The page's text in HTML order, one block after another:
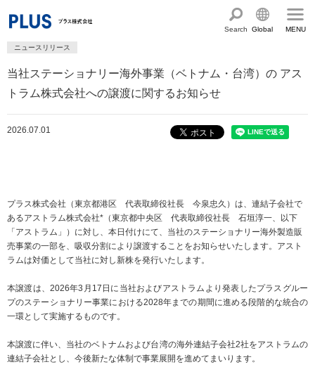
Search Global
Chinese
MENU
サステナビリティ
プラスグループのサステナビリティ
社会最適のあゆみ
コーポレート・ガバナンス
人権の尊重
私たちのアクション
「新たな働く環境づくり」への挑戦
グループ構成図
国内外拠点一覧
沿革・年代別トピックス
採用
カタログ TOP
オフィス家具サイト サポートページ
文具・事務用品サイト サポートページ
ミーティングツールサイト サポートページ
お問い合わせ
アクセス
企業TOP
オフィス空間・家具
流通
ニュースリリース
当社ステーショナリー海外事業（ベトナム・台湾）の アス
トラム株式会社への譲渡に関するお知らせ
2026.07.01
プラス株式会社（東京都港区 代表取締役社長 今泉忠久）は、連結子会社で
あるアストラム株式会社*（東京都中央区 代表取締役社長 石垣淳一、以下
「アストラム」）に対し、本日付けにて、当社のステーショナリー海外製造販
売事業の一部を、吸収分割により譲渡することをお知らせいたします。アスト
ラムは対価として当社に対し新株を発行いたします。
本譲渡は、2026年3月17日に当社およびアストラムより発表したプラスグルー
プのステーショナリー事業における2028年までの期間に進める段階的な統合の
一環として実施するものです。
本譲渡に伴い、当社のベトナムおよび台湾の海外連結子会社2社をアストラムの
連結子会社とし、今後新たな体制で事業展開を進めてまいります。